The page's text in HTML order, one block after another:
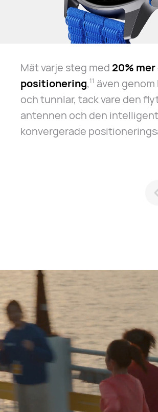
Mät varje steg med 20%
positionering,11 även
och tunnlar, tack vare den
antennen och den
konvergerade